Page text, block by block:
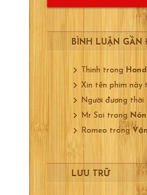
BÌNH LUẬN GẦN
Thinh trong
Xin tên phim này
Người đương thời
Mr Soi trong
Romeo trong
LƯU TRỮ